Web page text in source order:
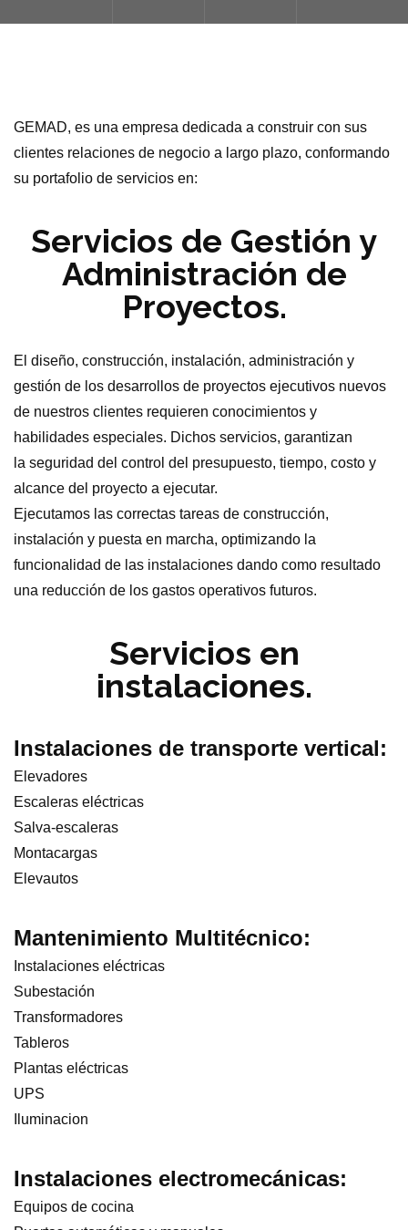
GEMAD, es una empresa dedicada a construir con sus
clientes relaciones de negocio a largo plazo, conformando
su portafolio de servicios en:
Servicios de Gestión y
Administración de
Proyectos.
El diseño, construcción, instalación, administración y
gestión de los desarrollos de proyectos ejecutivos nuevos
de nuestros clientes requieren conocimientos y
habilidades especiales. Dichos servicios, garantizan
la seguridad del control del presupuesto, tiempo, costo y
alcance del proyecto a ejecutar.
Ejecutamos las correctas tareas de construcción,
instalación y puesta en marcha, optimizando la
funcionalidad de las instalaciones dando como resultado
una reducción de los gastos operativos futuros.
Servicios en
instalaciones.
Instalaciones de transporte vertical:
Elevadores
Escaleras eléctricas
Salva-escaleras
Montacargas
Elevautos
Mantenimiento Multitécnico:
Instalaciones eléctricas
Subestación
Transformadores
Tableros
Plantas eléctricas
UPS
Iluminacion
Instalaciones electromecánicas:
Equipos de cocina